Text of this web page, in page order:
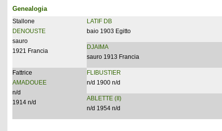
Genealogia
Stallone
DENOUSTE
sauro
1921 Francia
LATIF DB
baio 1903 Egitto
DJAIMA
sauro 1913 Francia
Fattrice
AMADOUEE
n/d
1914 n/d
FLIBUSTIER
n/d 1900 n/d
ABLETTE (II)
n/d 1954 n/d